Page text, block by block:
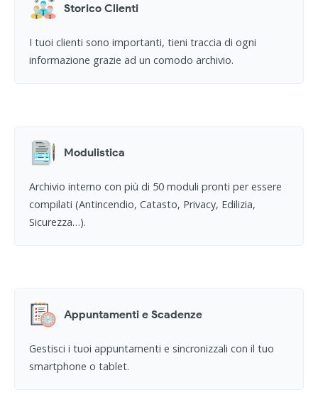
Storico Clienti
I tuoi clienti sono importanti, tieni traccia di ogni
informazione grazie ad un comodo archivio.
Modulistica
Archivio interno con più di 50 moduli pronti per essere
compilati (Antincendio, Catasto, Privacy, Edilizia,
Sicurezza…).
Appuntamenti e Scadenze
Gestisci i tuoi appuntamenti e sincronizzali con il tuo
smartphone o tablet.